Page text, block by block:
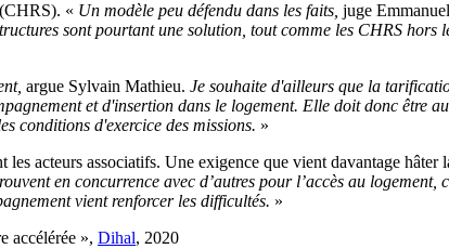
« Un modèle peu défendu dans les faits, juge
sont pourtant une solution, tout comme les CHRS
argue Sylvain Mathieu. Je souhaite d'ailleurs que la
et d'insertion dans le logement. Elle doit donc être
conditions d'exercice des missions. »
acteurs associatifs. Une exigence que vient davantage hâter
en concurrence avec d’autres pour l’accès au
vient renforcer les difficultés. »
accélérée », Dihal, 2020